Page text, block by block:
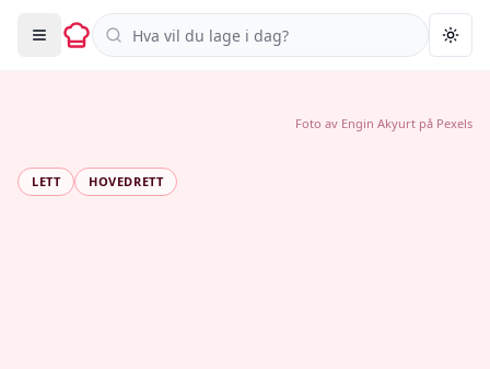
Søk i oppskrifter
LETT HOVEDRETT
Foto av Engin Akyurt på Pexels